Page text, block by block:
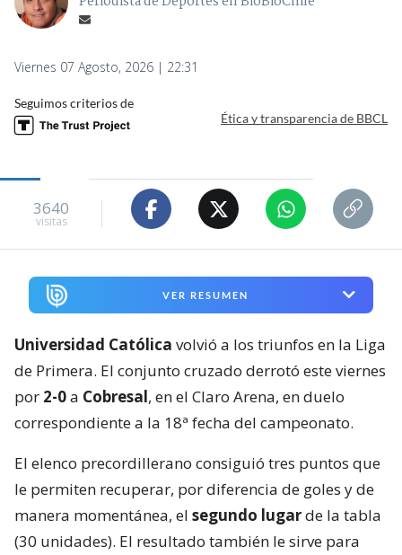
Viernes 07 Agosto, 2026 | 22:31
Seguimos criterios de
Ética y transparencia de BBCL
3640
visitas
VER RESUMEN
Universidad Católica volvió a los triunfos en la Liga
de Primera. El conjunto cruzado derrotó este viernes
por 2-0a Cobresal, en el Claro Arena, en duelo
correspondiente a la 18ª fecha del campeonato.
El elenco precordillerano consiguió tres puntos que
le permiten recuperar, por diferencia de goles y de
manera momentánea, el segundo lugarde la tabla
(30 unidades). El resultado también le sirve para